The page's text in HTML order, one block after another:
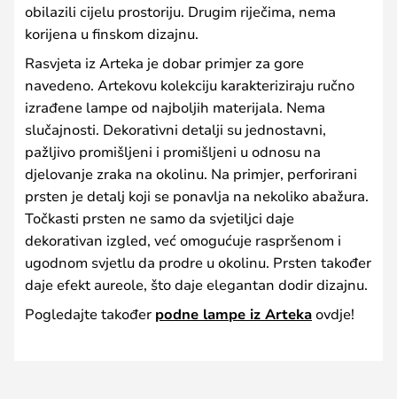
obilazili cijelu prostoriju. Drugim riječima, nema
korijena u finskom dizajnu.
Rasvjeta iz Arteka je dobar primjer za gore
navedeno. Artekovu kolekciju karakteriziraju ručno
izrađene lampe od najboljih materijala. Nema
slučajnosti. Dekorativni detalji su jednostavni,
pažljivo promišljeni i promišljeni u odnosu na
djelovanje zraka na okolinu. Na primjer, perforirani
prsten je detalj koji se ponavlja na nekoliko abažura.
Točkasti prsten ne samo da svjetiljci daje
dekorativan izgled, već omogućuje raspršenom i
ugodnom svjetlu da prodre u okolinu. Prsten također
daje efekt aureole, što daje elegantan dodir dizajnu.
Pogledajte također podne lampe iz Artekaovdje!